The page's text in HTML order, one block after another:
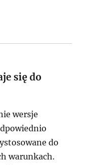
się do
wersje
do
warunkach.